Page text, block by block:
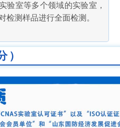
验室等多个领域的实验室，
检测样品进行全面检测。
）